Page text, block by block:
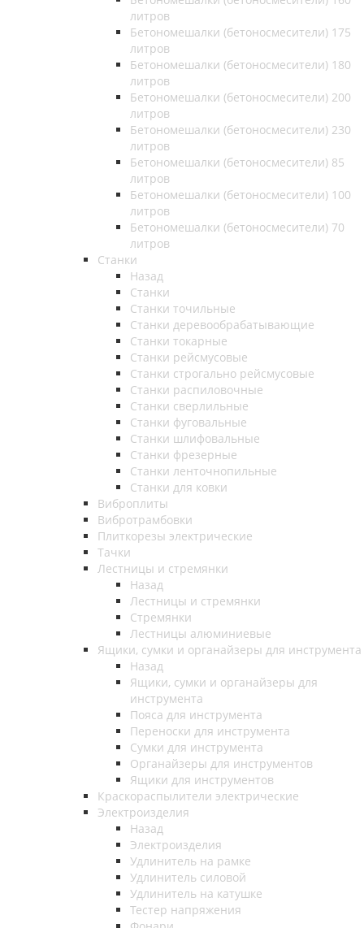
литров
Бетономешалки (бетоносмесители) 175
литров
Бетономешалки (бетоносмесители) 180
литров
Бетономешалки (бетоносмесители) 200
литров
Бетономешалки (бетоносмесители) 230
литров
Бетономешалки (бетоносмесители) 85
литров
Бетономешалки (бетоносмесители) 100
литров
Бетономешалки (бетоносмесители) 70
литров
Станки
Назад
Станки
Станки точильные
Станки деревообрабатывающие
Станки токарные
Станки рейсмусовые
Станки строгально рейсмусовые
Станки распиловочные
Станки сверлильные
Станки фуговальные
Станки шлифовальные
Станки фрезерные
Станки ленточнопильные
Станки для ковки
Виброплиты
Вибротрамбовки
Плиткорезы электрические
Тачки
Лестницы и стремянки
Назад
Лестницы и стремянки
Стремянки
Лестницы алюминиевые
Ящики, сумки и органайзеры для инструмента
Назад
Ящики, сумки и органайзеры для
инструмента
Пояса для инструмента
Переноски для инструмента
Сумки для инструмента
Органайзеры для инструментов
Ящики для инструментов
Краскораспылители электрические
Электроизделия
Назад
Электроизделия
Удлинитель на рамке
Удлинитель силовой
Удлинитель на катушке
Тестер напряжения